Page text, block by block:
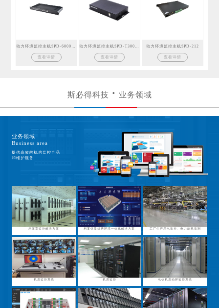
查看详情 查看详情
动力环境监控主机SPD-212
查看详情
斯必得科技 业务领域
业务领域
Business area
提供高效的机房监控产品
和维护服务
档案室监控解决方案 档案馆及机房环境一体化解决方案 工厂生产用电监控、电力能耗监测
机房监控系统 机房监控 电信机房动环监控系统